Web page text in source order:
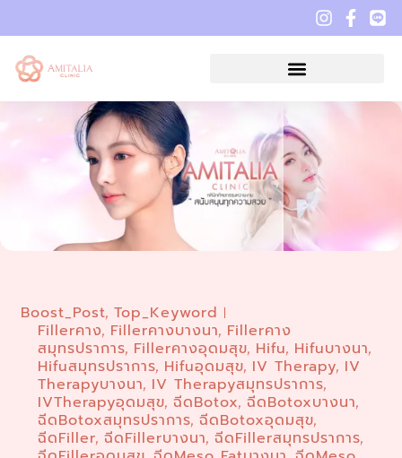
Boost_Post,Top_Keyword
Fillerคาง, Fillerคางบางนา, Fillerคาง
สมุทรปราการ, Fillerคางอุดมสุข, Hifu, Hifuบางนา,
Hifuสมุทรปราการ, Hifuอุดมสุข, IV Therapy, IV
Therapyบางนา, IV Therapyสมุทรปราการ,
IVTherapyอุดมสุข,ฉีดBotox,ฉีดBotoxบางนา,
ฉีดBotoxสมุทรปราการ,ฉีดBotoxอุดมสุข,
ฉีดFiller,ฉีดFillerบางนา,ฉีดFillerสมุทรปราการ,